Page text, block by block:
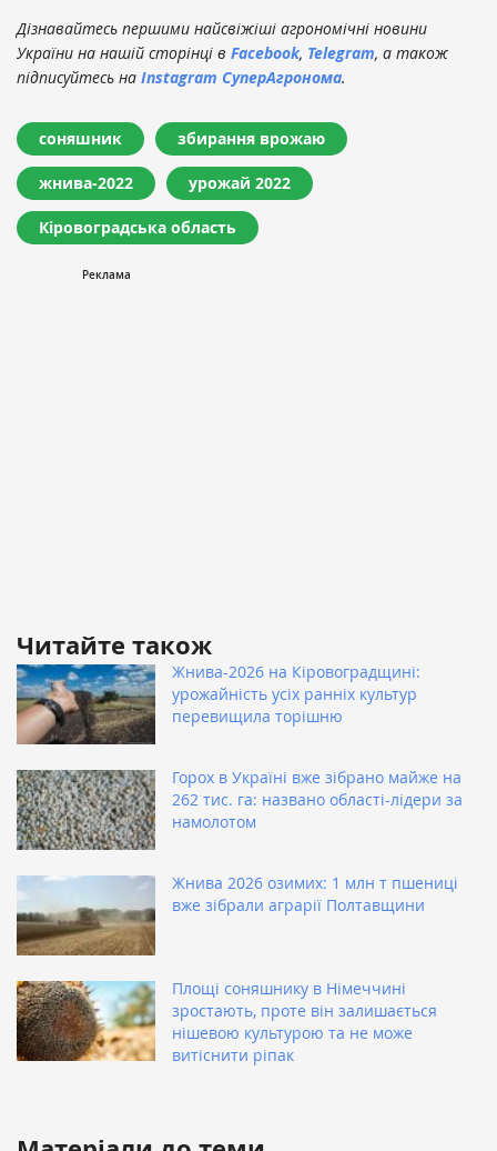
Дізнавайтесь першими найсвіжіші агрономічні новини
України на нашій сторінці в Facebook, Telegram, а також
підписуйтесь на Instagram СуперАгронома.
соняшник збирання врожаю
жнива-2022 урожай 2022
Кіровоградська область
Читайте також
Жнива-2026 на Кіровоградщині:
урожайність усіх ранніх культур
перевищила торішню
Горох в Україні вже зібрано майже на
262 тис. га: названо області-лідери за
намолотом
Жнива 2026 озимих: 1 млн т пшениці
вже зібрали аграрії Полтавщини
Площі соняшнику в Німеччині
зростають, проте він залишається
нішевою культурою та не може
витіснити ріпак